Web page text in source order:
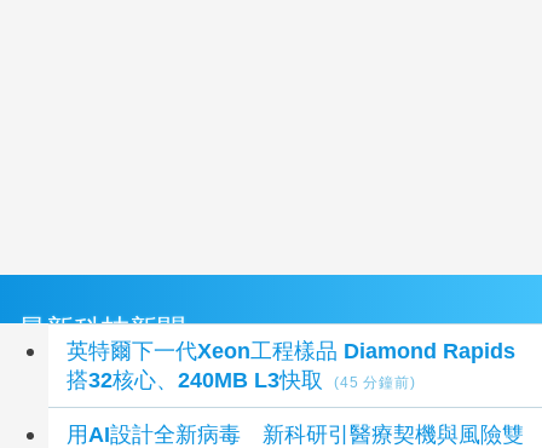
最新科技新聞
英特爾下一代Xeon工程樣品 Diamond Rapids
搭32核心、240MB L3快取
(45 分鐘前)
用AI設計全新病毒 新科研引醫療契機與風險雙